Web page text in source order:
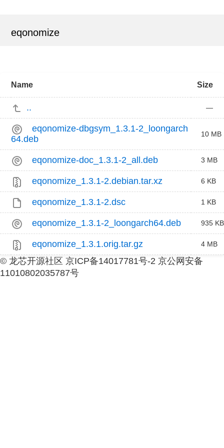
eqonomize
Name Size
.. —
eqonomize-dbgsym_1.3.1-2_loongarch
64.deb
10 MB
eqonomize-doc_1.3.1-2_all.deb 3 MB
eqonomize_1.3.1-2.debian.tar.xz 6 KB
eqonomize_1.3.1-2.dsc 1 KB
eqonomize_1.3.1-2_loongarch64.deb 935 KB
eqonomize_1.3.1.orig.tar.gz 4 MB
© 龙芯开源社区 京ICP备14017781号-2 京公网安备
11010802035787号